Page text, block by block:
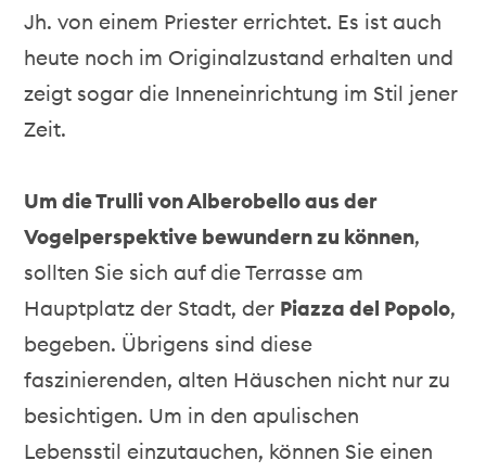
Jh. von einem Priester errichtet. Es ist auch
heute noch im Originalzustand erhalten und
zeigt sogar die Inneneinrichtung im Stil jener
Zeit.
Um die Trulli von Alberobello aus der
Vogelperspektive bewundern zu können,
sollten Sie sich auf die Terrasse am
Hauptplatz der Stadt, der Piazza del Popolo,
begeben. Übrigens sind diese
faszinierenden, alten Häuschen nicht nur zu
besichtigen. Um in den apulischen
Lebensstil einzutauchen, können Sie einen